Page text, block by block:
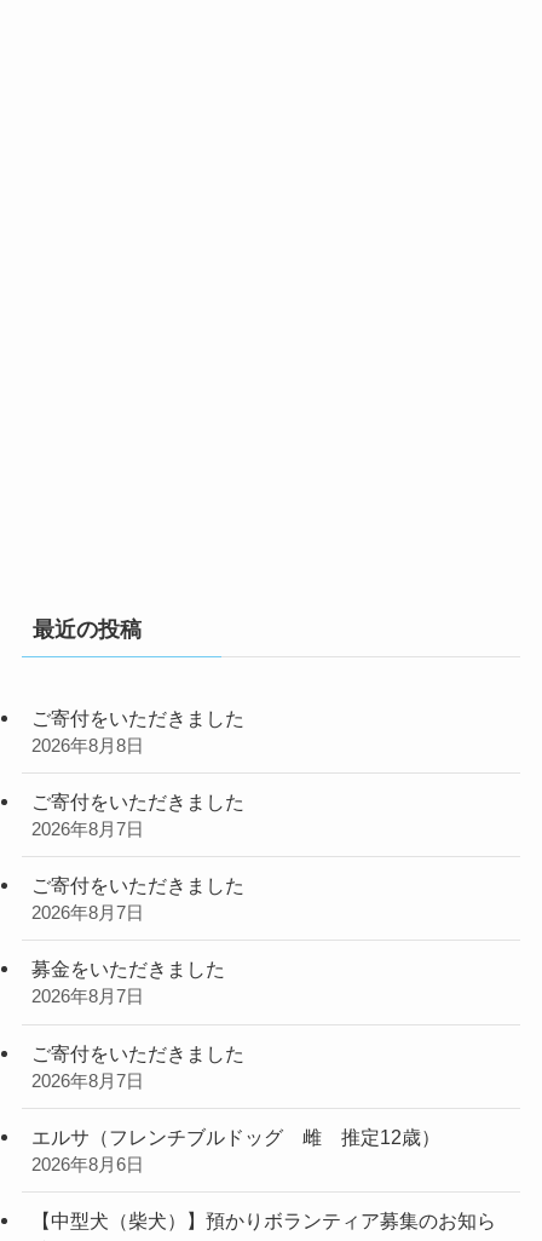
最近の投稿
ご寄付をいただきました
2026年8月8日
ご寄付をいただきました
2026年8月7日
ご寄付をいただきました
2026年8月7日
募金をいただきました
2026年8月7日
ご寄付をいただきました
2026年8月7日
エルサ（フレンチブルドッグ 雌 推定12歳）
2026年8月6日
【中型犬（柴犬）】預かりボランティア募集のお知ら